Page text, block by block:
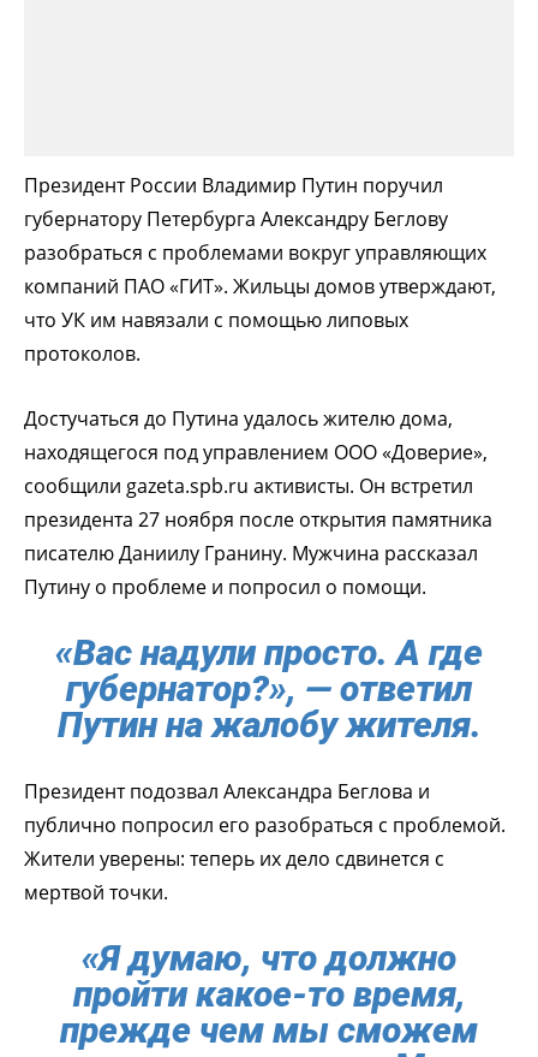
Президент России Владимир Путин поручил
губернатору Петербурга Александру Беглову
разобраться с проблемами вокруг управляющих
компаний ПАО «ГИТ». Жильцы домов утверждают,
что УК им навязали с помощью липовых
протоколов.
Достучаться до Путина удалось жителю дома,
находящегося под управлением ООО «Доверие»,
сообщили gazeta.spb.ru активисты. Он встретил
президента 27 ноября после открытия памятника
писателю Даниилу Гранину. Мужчина рассказал
Путину о проблеме и попросил о помощи.
«Вас надули просто. А где
губернатор?», — ответил
Путин на жалобу жителя.
Президент подозвал Александра Беглова и
публично попросил его разобраться с проблемой.
Жители уверены: теперь их дело сдвинется с
мертвой точки.
«Я думаю, что должно
пройти какое-то время,
прежде чем мы сможем